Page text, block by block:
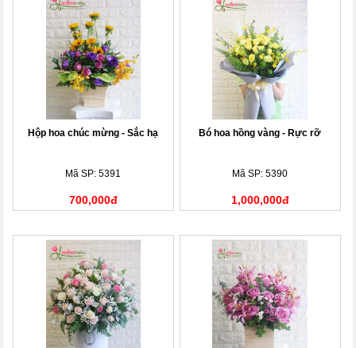
Hộp hoa chúc mừng - Sắc hạ
Mã SP: 5391
700,000đ
Bó hoa hồng vàng - Rực rỡ
Mã SP: 5390
1,000,000đ